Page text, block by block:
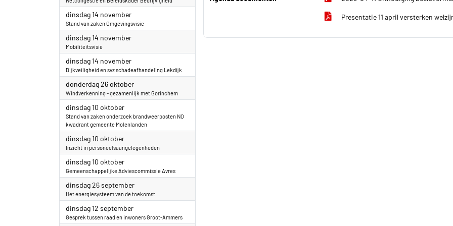
dinsdag 14 november2023
Stand van zaken Omgevingsvisie
dinsdag 14 november2023
Mobiliteitsvisie
dinsdag 14 november2023
Dijkveiligheid en svz schadeafhandeling Lekdijk
donderdag 26 oktober2023
Windverkenning - gezamenlijk met Gorinchem
dinsdag 10 oktober2023
Stand van zaken onderzoek brandweerposten NO
kwadrant gemeente Molenlanden
dinsdag 10 oktober2023
Inzicht in personeelsaangelegenheden
dinsdag 10 oktober2023
Gemeenschappelijke Adviescommissie Avres
dinsdag 26 september2023
Het energiesysteem van de toekomst
dinsdag 12 september2023
Gesprek tussen raad en inwoners Groot-Ammers
Presentatie 11 april versterken